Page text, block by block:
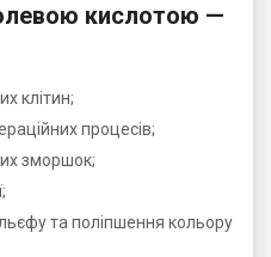
кислотою —
клітин;
процесів;
зморшок;
та поліпшення кольору